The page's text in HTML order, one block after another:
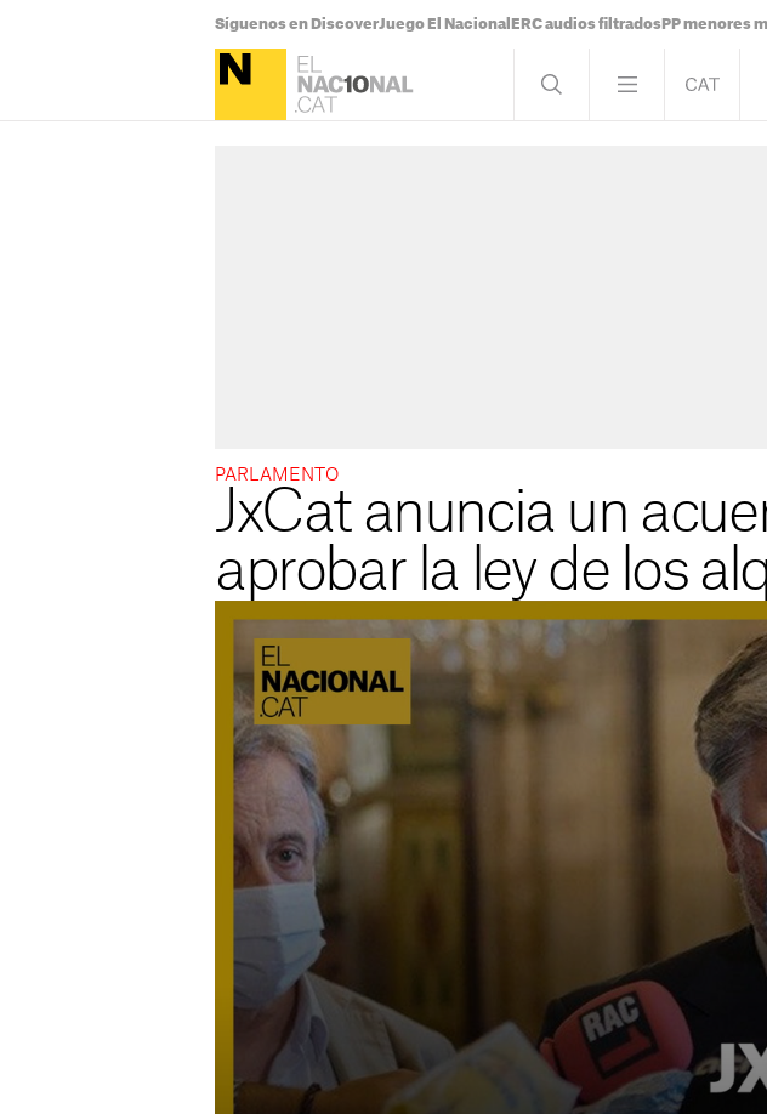
Síguenos en DiscoverJuego El Nacional ERC audios filtrados PP menores
PARLAMENTO
JxCat anuncia un
aprobar la ley de los